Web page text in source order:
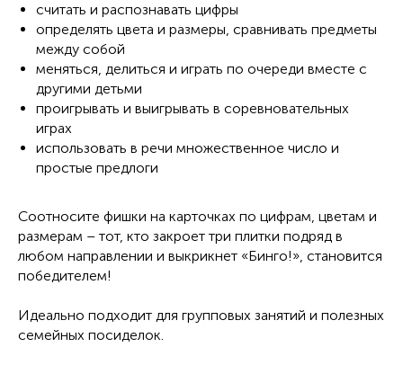
считать и распознавать цифры
определять цвета и размеры, сравнивать предметы
между собой
меняться, делиться и играть по очереди вместе с
другими детьми
проигрывать и выигрывать в соревновательных
играх
использовать в речи множественное число и
простые предлоги
Соотносите фишки на карточках по цифрам, цветам и
размерам – тот, кто закроет три плитки подряд в
любом направлении и выкрикнет «Бинго!», становится
победителем!
Идеально подходит для групповых занятий и полезных
семейных посиделок.